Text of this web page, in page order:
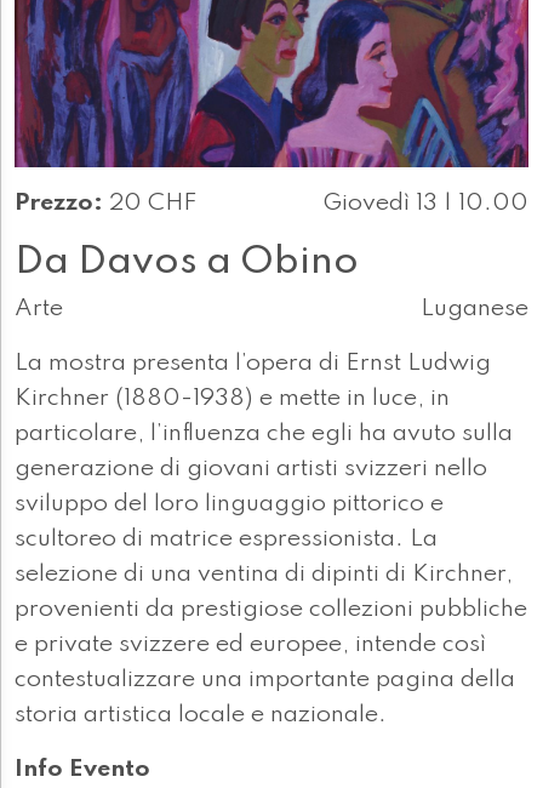
Prezzo: 20 CHF Giovedì 13 | 10.00
Da Davos a Obino
Arte Luganese
La mostra presenta l’opera di Ernst Ludwig
Kirchner (1880-1938) e mette in luce, in
particolare, l’influenza che egli ha avuto sulla
generazione di giovani artisti svizzeri nello
sviluppo del loro linguaggio pittorico e
scultoreo di matrice espressionista. La
selezione di una ventina di dipinti di Kirchner,
provenienti da prestigiose collezioni pubbliche
e private svizzere ed europee, intende così
contestualizzare una importante pagina della
storia artistica locale e nazionale.
Info Evento